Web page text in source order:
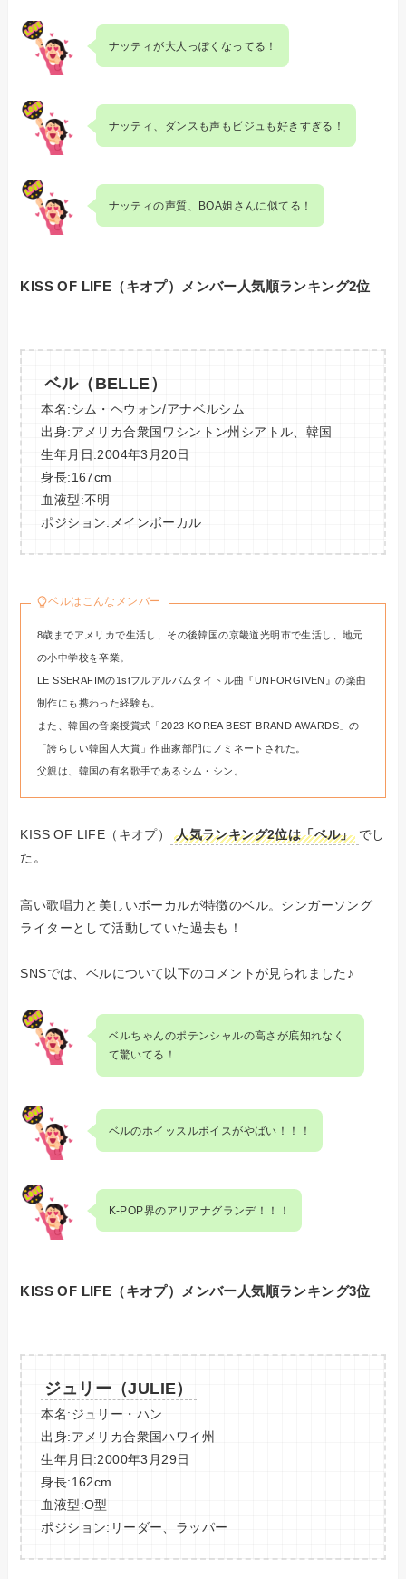
ナッティが大人っぽくなってる！
ナッティ、ダンスも声もビジュも好きすぎる！
ナッティの声質、BOA姐さんに似てる！
KISS OF LIFE（キオプ）メンバー人気順ランキング2位
ベル（BELLE）
本名:シム・ヘウォン/アナベルシム
出身:アメリカ合衆国ワシントン州シアトル、韓国
生年月日:2004年3月20日
身長:167cm
血液型:不明
ポジション:メインボーカル
ベルはこんなメンバー
8歳までアメリカで生活し、その後韓国の京畿道光明市で生活し、地元
の小中学校を卒業。
LE SSERAFIMの1stフルアルバムタイトル曲『UNFORGIVEN』の楽曲
制作にも携わった経験も。
また、韓国の音楽授賞式「2023 KOREA BEST BRAND AWARDS」の
「誇らしい韓国人大賞」作曲家部門にノミネートされた。
父親は、韓国の有名歌手であるシム・シン。
KISS OF LIFE（キオプ） 人気ランキング2位は「ベル」 でし
た。
高い歌唱力と美しいボーカルが特徴のベル。シンガーソング
ライターとして活動していた過去も！
SNSでは、ベルについて以下のコメントが見られました♪
ベルちゃんのポテンシャルの高さが底知れなく
て驚いてる！
ベルのホイッスルボイスがやばい！！！
K-POP界のアリアナグランデ！！！
KISS OF LIFE（キオプ）メンバー人気順ランキング3位
ジュリー（JULIE）
本名:ジュリー・ハン
出身:アメリカ合衆国ハワイ州
生年月日:2000年3月29日
身長:162cm
血液型:O型
ポジション:リーダー、ラッパー